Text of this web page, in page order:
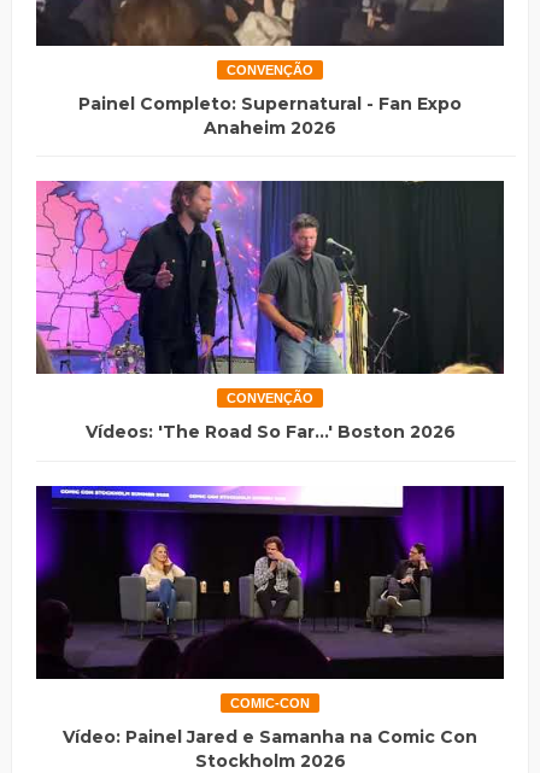
CONVENÇÃO
Painel Completo: Supernatural - Fan Expo
Anaheim 2026
CONVENÇÃO
Vídeos: 'The Road So Far...' Boston 2026
COMIC-CON
Vídeo: Painel Jared e Samanha na Comic Con
Stockholm 2026